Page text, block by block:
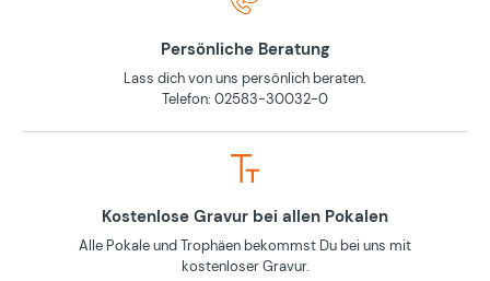
Persönliche Beratung
Lass dich von uns persönlich beraten.
Telefon: 02583-30032-0
Kostenlose Gravur bei allen Pokalen
Alle Pokale und Trophäen bekommst Du bei uns mit
kostenloser Gravur.